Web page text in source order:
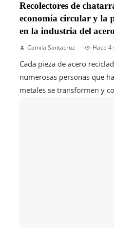
Recolectores de
economía circular y la
en la industria del acero
Camila Santacruz Hace 4
Cada pieza de acero
numerosas personas que
metales se transformen y